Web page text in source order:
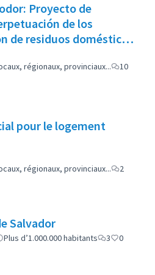
Proyecto de
de los
de residuos domésticos
régionaux, provinciaux...
10
pour le logement
régionaux, provinciaux...
2
Salvador
Plus d’1.000.000 habitants 3 0